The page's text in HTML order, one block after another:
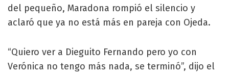
del pequeño, Maradona rompió el silencio y
aclaró que ya no está más en pareja con Ojeda.
“Quiero ver a Dieguito Fernando pero yo con
Verónica no tengo más nada, se terminó”, dijo el